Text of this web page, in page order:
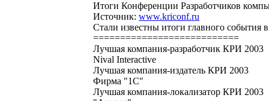
Итоги Конференции Разработчиков
Источник: www.kriconf.ru
Стали известны итоги главного события
===========================
Лучшая компания-разработчик КРИ 2003
Nival Interactive
Лучшая компания-издатель КРИ 2003
Фирма "1С"
Лучшая компания-локализатор КРИ 2003